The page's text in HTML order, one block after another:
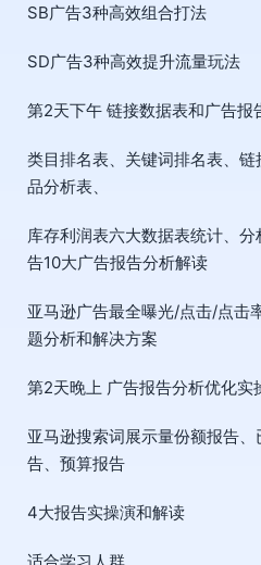
SB广告3种高效组合打法
SD广告3种高效提升流量玩法
第2天下午 链接数据表和广告报
类目排名表、关键词排名表、
品分析表、
库存利润表六大数据表统计、
告10大广告报告分析解读
亚马逊广告最全曝光/点击/点击
题分析和解决方案
第2天晚上 广告报告分析优化实
亚马逊搜索词展示量份额报告
告、预算报告
4大报告实操演和解读
适合学习人群